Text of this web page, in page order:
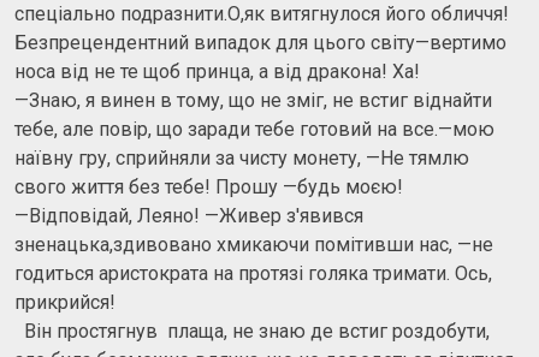
спеціально подразнити.О,як витягнулося його обличчя!
Безпрецендентний випадок для цього світу—вертимо
носа від не те щоб принца, а від дракона! Ха!
—Знаю, я винен в тому, що не зміг, не встиг віднайти
тебе, але повір, що заради тебе готовий на все.—мою
наївну гру, сприйняли за чисту монету, —Не тямлю
свого життя без тебе! Прошу —будь моєю!
—Відповідай, Леяно! —Живер з'явився
зненацька,здивовано хмикаючи помітивши нас, —не
годиться аристократа на протязі голяка тримати. Ось,
прикрийся!
Він простягнув плаща, не знаю де встиг роздобути,